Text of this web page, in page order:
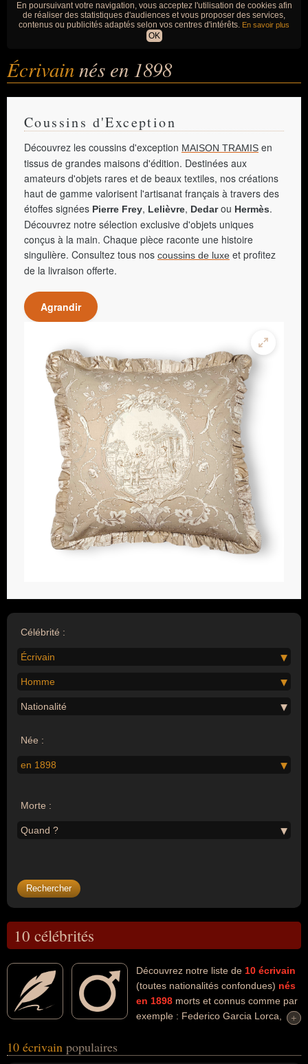
En poursuivant votre navigation, vous acceptez l'utilisation de cookies afin
de réaliser des statistiques d'audiences et vous proposer des services,
contenus ou publicités adaptés selon vos centres d'intérêts. En savoir plus
OK
Écrivainnés en 1898
Coussins d'Exception
Découvrez les coussins d'exception MAISON TRAMIS en
tissus de grandes maisons d'édition. Destinées aux
amateurs d'objets rares et de beaux textiles, nos créations
haut de gamme valorisent l'artisanat français à travers des
étoffes signées Pierre Frey, Lelièvre, Dedarou Hermès.
Découvrez notre sélection exclusive d'objets uniques
conçus à la main. Chaque pièce raconte une histoire
singulière. Consultez tous nos coussins de luxe et profitez
de la livraison offerte.
Agrandir
Célébrité :
Écrivain
Homme
Nationalité
Née :
en 1898
Morte :
Quand ?
10 célébrités
Découvrez notre liste de 10 écrivain
(toutes nationalités confondues) nés
en 1898 morts et connus comme par
exemple : Federico Garcia Lorca,
Kessel, Paul Vialar, Curzio Malaparte, Bertolt Brecht, Georges
+
+
10 écrivain populaires